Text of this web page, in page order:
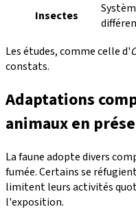
Insectes
Les études, comme celle d'
constats.
Adaptations
animaux en
La faune adopte divers
fumée. Certains se
limitent leurs activités
l'exposition.